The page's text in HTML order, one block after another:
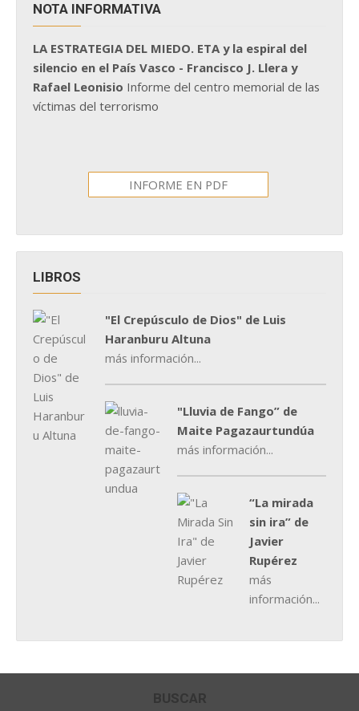
NOTA INFORMATIVA
LA ESTRATEGIA DEL MIEDO. ETA y la espiral del
silencio en el País Vasco - Francisco J. Llera y
Rafael Leonisio Informe del centro memorial de las
víctimas del terrorismo
INFORME EN PDF
LIBROS
"El Crepúsculo de Dios" de Luis
Haranburu Altuna
más información...
"Lluvia de Fango” de
Maite Pagazaurtundúa
más información...
“La mirada
sin ira” de
Javier
Rupérez
más
información...
BUSCAR